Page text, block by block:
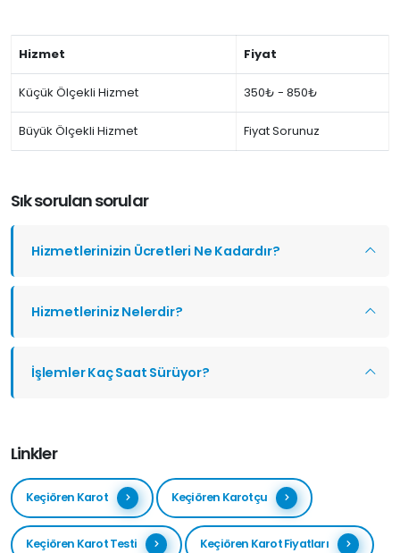
Hizmet Fiyat
Küçük Ölçekli Hizmet 350₺ - 850₺
Büyük Ölçekli Hizmet Fiyat Sorunuz
Sık sorulan sorular
Hizmetlerinizin Ücretleri Ne Kadardır?
Hizmetleriniz Nelerdir?
İşlemler Kaç Saat Sürüyor?
Linkler
Keçiören Karot Keçiören Karotçu
Keçiören Karot Testi Keçiören Karot Fiyatları